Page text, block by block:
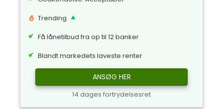
Trending
Få lånetilbud fra op til 12 banker
Blandt markedets laveste renter
ANSØG HER
14 dages fortrydelsesret